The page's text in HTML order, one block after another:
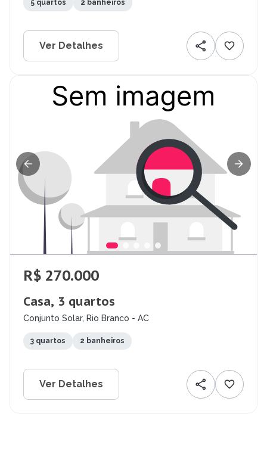
5 quartos 2 banheiros
Ver Detalhes
R$ 270.000
Casa, 3 quartos
Conjunto Solar, Rio Branco - AC
3 quartos 2 banheiros
Ver Detalhes